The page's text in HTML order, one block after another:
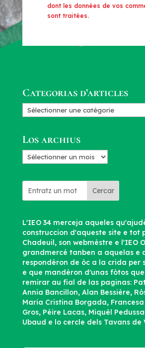
dont les données de vos
sont traitées.
Categorias d’articles
Categorias
Los archius
Los
Cercar
L'IEO 34 merceja aqueles
construccion d'aqueste site e tot
Chadeuil, son webmèstre e l'IEO
grandmercé tanben a aquelas e
respondèron de òc a la crida per
e que mandèron d'unas fòtos
remirar au fial de las paginas:
Annia Bancillon, Alan Bessière,
Maria Cristina Borgada,
Gros, Pèire Lacas, Miquèl
Ubaud e lo cercle dels Tavans de